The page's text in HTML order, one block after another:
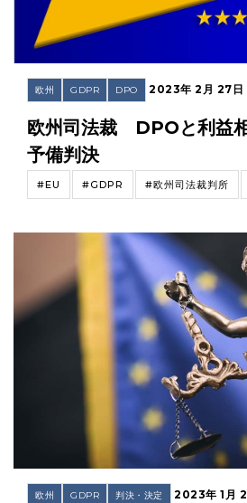
欧州 GDPR DPO 2023年 2月 27日
欧州司法裁 DPOと利益
予備判決
#EU #GDPR #欧州司法裁判所
欧州 GDPR 判決・決定 2023年 1月